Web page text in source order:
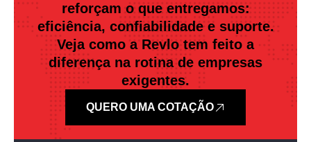
reforçam o que entregamos:
eficiência, confiabilidade e suporte.
Veja como a Revlo tem feito a
diferença na rotina de empresas
exigentes.
QUERO UMA COTAÇÃO